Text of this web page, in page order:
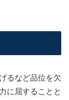
るなど品位を欠
に屈することと